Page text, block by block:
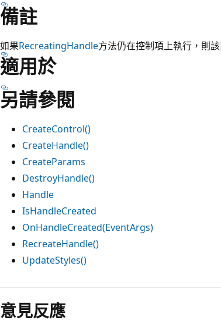
備註
如果RecreatingHandle方法仍在控制項上執行，則該
適用於
另請參閱
CreateControl()
CreateHandle()
CreateParams
DestroyHandle()
Handle
IsHandleCreated
OnHandleCreated(EventArgs)
RecreateHandle()
UpdateStyles()
意見反應